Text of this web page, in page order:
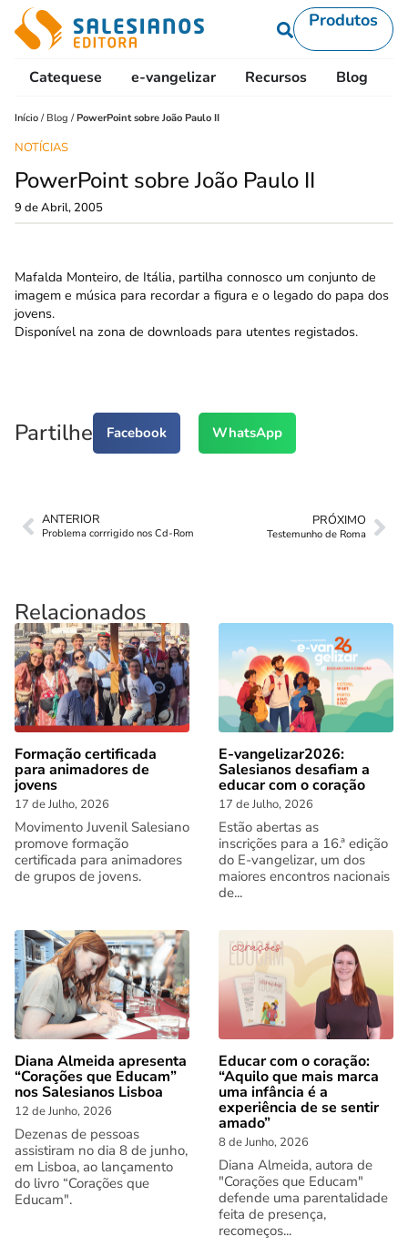
Produtos
Catequese e-vangelizar Recursos Blog
Início / Blog /PowerPoint sobre João Paulo II
NOTÍCIAS
PowerPoint sobre João Paulo II
9 de Abril, 2005
Mafalda Monteiro, de Itália, partilha connosco um conjunto de
imagem e música para recordar a figura e o legado do papa dos
jovens.
Disponível na zona de downloads para utentes registados.
Partilhe Facebook WhatsApp
ANTERIOR
Problema corrrigido nos Cd-Rom
PRÓXIMO
Testemunho de Roma
Relacionados
Formação certificada
para animadores de
jovens
17 de Julho, 2026
Movimento Juvenil Salesiano
promove formação
certificada para animadores
de grupos de jovens.
E-vangelizar2026:
Salesianos desafiam a
educar com o coração
17 de Julho, 2026
Estão abertas as
inscrições para a 16.ª edição
do E-vangelizar, um dos
maiores encontros nacionais
de...
Diana Almeida apresenta
“Corações que Educam”
nos Salesianos Lisboa
12 de Junho, 2026
Dezenas de pessoas
assistiram no dia 8 de junho,
em Lisboa, ao lançamento
do livro “Corações que
Educam".
Educar com o coração:
“Aquilo que mais marca
uma infância é a
experiência de se sentir
amado”
8 de Junho, 2026
Diana Almeida, autora de
"Corações que Educam"
defende uma parentalidade
feita de presença,
recomeços...